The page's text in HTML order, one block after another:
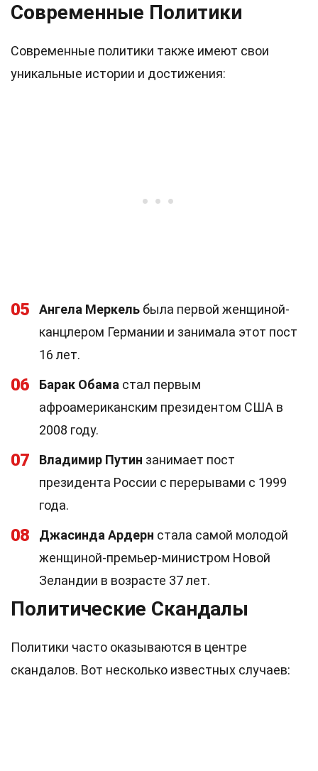
Современные Политики
Современные политики также имеют свои
уникальные истории и достижения:
05 Ангела Меркель была первой женщиной-
канцлером Германии и занимала этот пост
16 лет.
06 Барак Обама стал первым
афроамериканским президентом США в
2008 году.
07 Владимир Путин занимает пост
президента России с перерывами с 1999
года.
08 Джасинда Ардерн стала самой молодой
женщиной-премьер-министром Новой
Зеландии в возрасте 37 лет.
Политические Скандалы
Политики часто оказываются в центре
скандалов. Вот несколько известных случаев: